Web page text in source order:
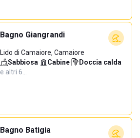
Bagno Giangrandi
Lido di Camaiore, Camaiore
Sabbiosa· Cabine· Doccia calda·
e altri 6…
Bagno Batigia